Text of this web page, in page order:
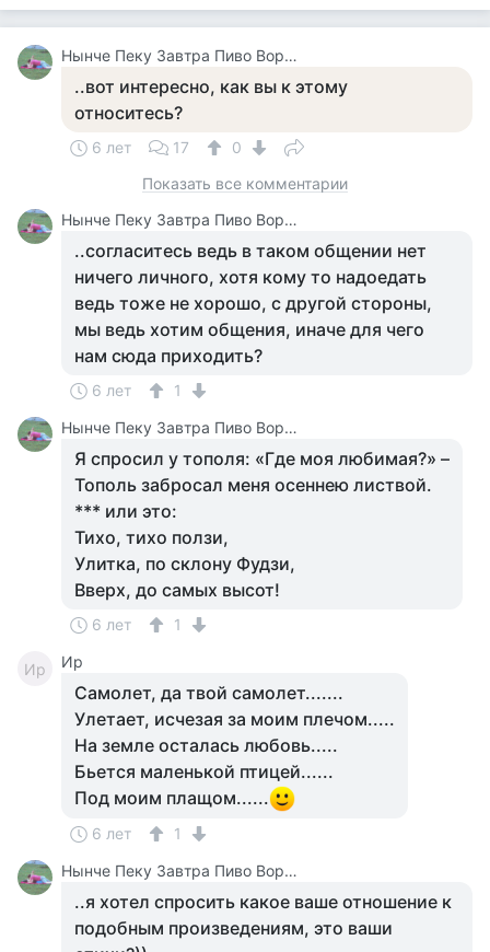
Нынче Пеку Завтра Пиво Ворю У Каралевий Дитя Отберу.
..вот интересно, как вы к этому
относитесь?
6 лет 17
0
Показать все комментарии
Нынче Пеку Завтра Пиво Ворю У Каралевий Дитя Отберу.
..согласитесь ведь в таком общении нет
ничего личного, хотя кому то надоедать
ведь тоже не хорошо, с другой стороны,
мы ведь хотим общения, иначе для чего
нам сюда приходить?
6 лет
1
Нынче Пеку Завтра Пиво Ворю У Каралевий Дитя Отберу.
Я спросил у тополя: «Где моя любимая?» –
Тополь забросал меня осеннею листвой.
*** или это:
Тихо, тихо ползи,
Улитка, по склону Фудзи,
Вверх, до самых высот!
6 лет 1
Ир Ир
Самолет, да твой самолет.......
Улетает, исчезая за моим плечом.....
На земле осталась любовь.....
Бьется маленькой птицей......
Под моим плащом......
6 лет
1
Нынче Пеку Завтра Пиво Ворю У Каралевий Дитя Отберу.
..я хотел спросить какое ваше отношение к
подобным произведениям, это ваши